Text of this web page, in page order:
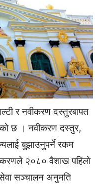
र नवीकरण दस्तुरबापत
छ । नवीकरण दस्तुर,
बुझाउनुपर्ने रकम
२०८० वैशाख पहिलाे
सञ्चालन अनुमति